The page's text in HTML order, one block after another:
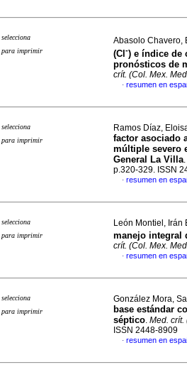
selecciona
para imprimir
Abasolo Chavero,
(Cl-) e índice de
pronósticos de
crít. (Col. Mex.
· resumen en
selecciona
para imprimir
Ramos Díaz,
factor asociado
múltiple severo
General La Villa.
p.320-329. ISSN
· resumen en
selecciona
para imprimir
León Montiel, Irán
manejo integral
crít. (Col. Mex.
· resumen en
selecciona
para imprimir
González Mora,
base estándar
séptico. Med. crít.
ISSN 2448-8909
· resumen en